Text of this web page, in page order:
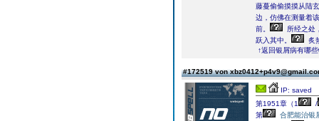
藤蔓偷偷摸摸从陆
边，仿佛在测量着
前。
所经之处
跃入其中。
炙
↑返回银屑病有哪
#172519 von
IP: saved
第1951章（1
/
第
合肥能治银